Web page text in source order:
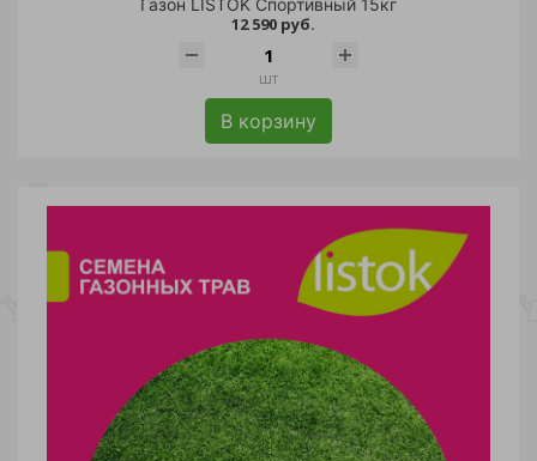
Газон LISTOK Спортивный 15кг
12 590 руб.
шт
В корзину